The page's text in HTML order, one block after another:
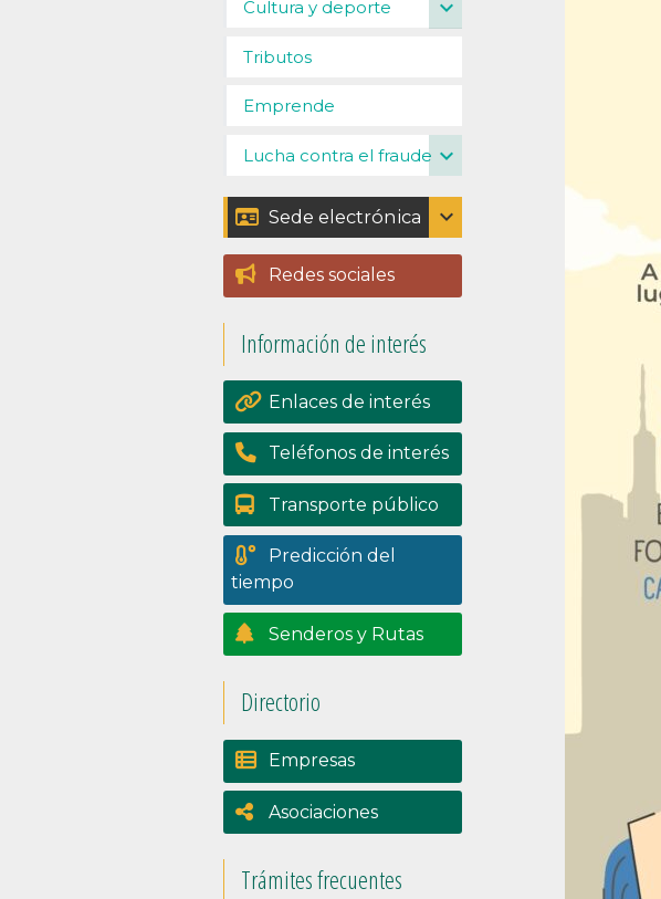
Cultura y deporte expand_more
Tributos
Emprende
Lucha contra el fraude expand_more
Sede electrónica expand_more
Catálogo de trámites
Padrón
Perfil del contratante
Portal de
transpariencia
Redes sociales
Información de interés
Enlaces de interés
Teléfonos de interés
Transporte público
Predicción del
tiempo
Senderos y Rutas
Directorio
Empresas
Asociaciones
Trámites frecuentes